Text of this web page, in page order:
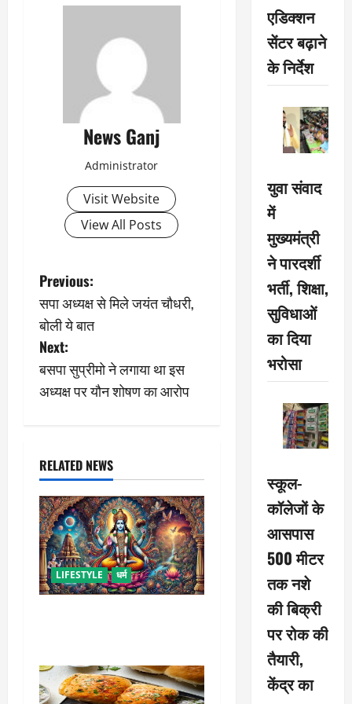
News Ganj
Administrator
Visit Website
View All Posts
P
o
s
t
v
i
g
a
o
Previous:
सपा अध्यक्ष से मिले जयंत चौधरी,
बोली ये बात
Next:
बसपा सुप्रीमो ने लगाया था इस
अध्यक्ष पर यौन शोषण का आरोप
RELATED NEWS
LIFESTYLE धर्म
एडिक्शन
सेंटर बढ़ाने
के निर्देश
युवा संवाद
में
मुख्यमंत्री
ने पारदर्शी
भर्ती, शिक्षा,
सुविधाओं
का दिया
भरोसा
स्कूल-
कॉलेजों के
आसपास
500 मीटर
तक नशे
की बिक्री
पर रोक की
तैयारी,
केंद्र का